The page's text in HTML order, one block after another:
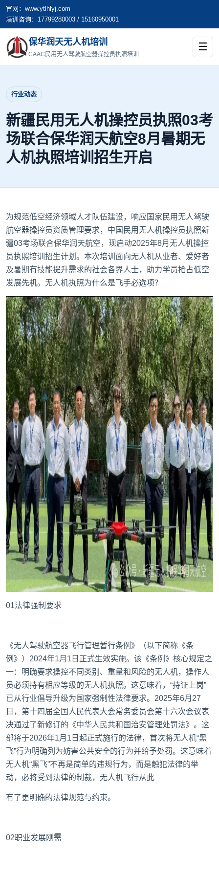
官网：www.ytlhlyj.com
培训咨询：17799280003 / 15160950001
保华润天无人机培训
CAAC民用无人驾驶航空器操控员执照培训
☰
行业动态
新疆民用无人机操控员执照03考
场联合保华润天航空8月暑期无
人机执照培训招生开启
为规范低空经济领域人才队伍建设，响应国家民用无人驾驶
航空器操控员资质管理要求，中国民用无人机操控员执照新
疆03考场联合保华润天航空，现启动2025年8月无人机操控
员执照培训招生计划。本次培训面向无人机从业者、爱好者
及暑期有技能提升需求的社会各界人士，助力学员抢占低空
发展先机。无人机执照为什么是飞手必选项？
01法律强制要求
《无人驾驶航空器飞行管理暂行条例》（以下简称《条
例》）2024年1月1日正式生效实施。该《条例》核心规定之
一：明确要求操控不同类别、重量和风险的无人机，操作人
员必须持有相应等级的无人机执照。这意味着，“持证上岗”
已从行业倡导升级为国家强制性法律要求。2025年6月27
日，第十四届全国人民代表大会常务委员会第十六次会议表
决通过了新修订的《中华人民共和国治安管理处罚法》。这
部将于2026年1月1日起正式施行的法律，首次将无人机“黑
飞”行为明确列为妨害公共安全的行为并给予处罚。这意味着
无人机“黑飞”不再是简单的违规行为，而是触犯法律的举
动，必将受到法律的制裁，无人机飞行从此
有了更明确的法律规范与约束。
02职业发展刚需